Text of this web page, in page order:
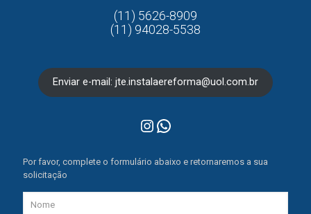
(11) 5626-8909
(11) 94028-5538
Enviar e-mail: jte.instalaereforma@uol.com.br
Instagram
WhatsApp
Por favor, complete o formulário abaixo e retornaremos a sua
solicitação